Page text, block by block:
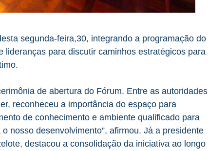
segunda-feira,30, integrando a programação do
para discutir caminhos estratégicos para
de abertura do Fórum. Entre as autoridades
reconheceu a importância do espaço para
de conhecimento e ambiente qualificado para
nosso desenvolvimento”, afirmou. Já a presidente
destacou a consolidação da iniciativa ao longo